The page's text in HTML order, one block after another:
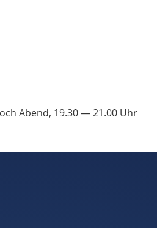
Abend, 19.30 — 21.00 Uhr